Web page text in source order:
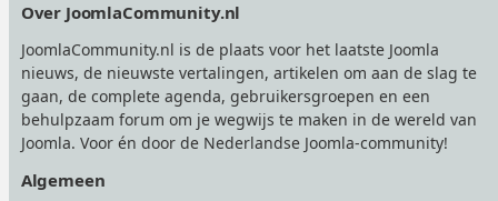
Over JoomlaCommunity.nl
JoomlaCommunity.nl is de plaats voor het laatste Joomla
nieuws, de nieuwste vertalingen, artikelen om aan de slag te
gaan, de complete agenda, gebruikersgroepen en een
behulpzaam forum om je wegwijs te maken in de wereld van
Joomla. Voor én door de Nederlandse Joomla-community!
Algemeen